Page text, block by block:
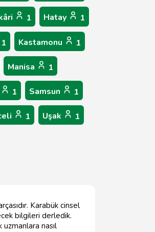
1 Hatay 1
1 Kastamonu 1
Manisa 1
1 Samsun 1
1 Uşak 1
Karabük cinsel
bilgileri derledik.
nasıl